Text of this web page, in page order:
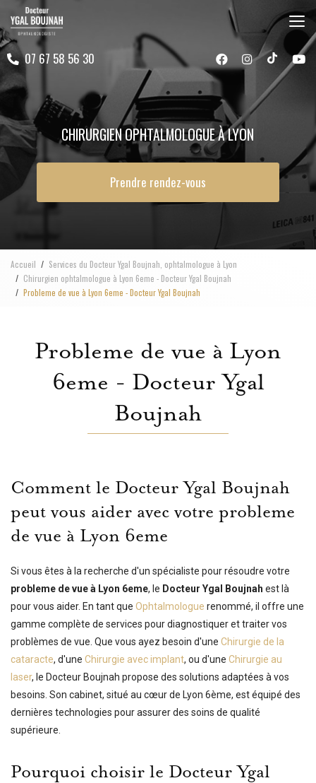
au
contenu
principal07 67 58 56 30
CHIRURGIEN OPHTALMOLOGUE À LYON
Prendre rendez-vous
Accueil
Services du Docteur Ygal Boujnah, ophtalmologue à Lyon
Chirurgien ophtalmologue à Lyon 6eme - Docteur Ygal Boujnah
Probleme de vue à Lyon 6eme - Docteur Ygal Boujnah
Probleme de vue à Lyon
6eme - Docteur Ygal
Boujnah
Comment le Docteur Ygal Boujnah
peut vous aider avec votre probleme
de vue à Lyon 6eme
Si vous êtes à la recherche d'un spécialiste pour résoudre votre
probleme de vue à Lyon 6eme, le Docteur Ygal Boujnah est là
pour vous aider. En tant que Ophtalmologue renommé, il offre une
gamme complète de services pour diagnostiquer et traiter vos
problèmes de vue. Que vous ayez besoin d'une Chirurgie de la
cataracte, d'une Chirurgie avec implant, ou d'une Chirurgie au
laser, le Docteur Boujnah propose des solutions adaptées à vos
besoins. Son cabinet, situé au cœur de Lyon 6ème, est équipé des
dernières technologies pour assurer des soins de qualité
supérieure.
Pourquoi choisir le Docteur Ygal